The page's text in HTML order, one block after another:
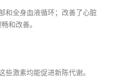
和全身血液循环；改善了心脏
和改善。
激素均能促进新陈代谢。